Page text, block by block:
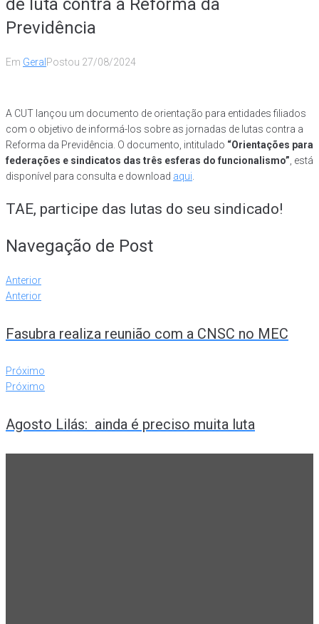
de luta contra a Reforma da
Previdência
Em Geral Postou 27/08/2024
A CUT lançou um documento de orientação para entidades filiados
com o objetivo de informá-los sobre as jornadas de lutas contra a
Reforma da Previdência. O documento, intitulado “Orientações para
federações e sindicatos das três esferas do funcionalismo” , está
disponível para consulta e download aqui
TAE, participe das lutas do seu sindicado!
Navegação de Post
Anterior
Anterior
Fasubra realiza reunião com a CNSC no MEC
Próximo
Próximo
Agosto Lilás: ainda é preciso muita luta